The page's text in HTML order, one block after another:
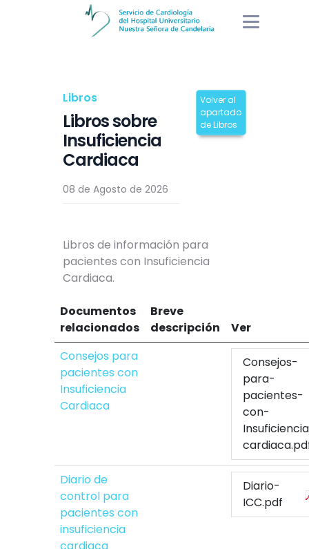
Libros
Libros sobre
Insuficiencia
Cardiaca
08 de Agosto de 2026
Volver al
apartado
de Libros
Libros de información para
pacientes con Insuficiencia
Cardiaca.
Documentos
relacionados
Breve
descripción
Ver
Consejos para
pacientes con
Insuficiencia
Cardiaca
Consejos-
para-
pacientes-
con-
Diario de
control para
pacientes con
insuficiencia
Diario-
ICC.pdf